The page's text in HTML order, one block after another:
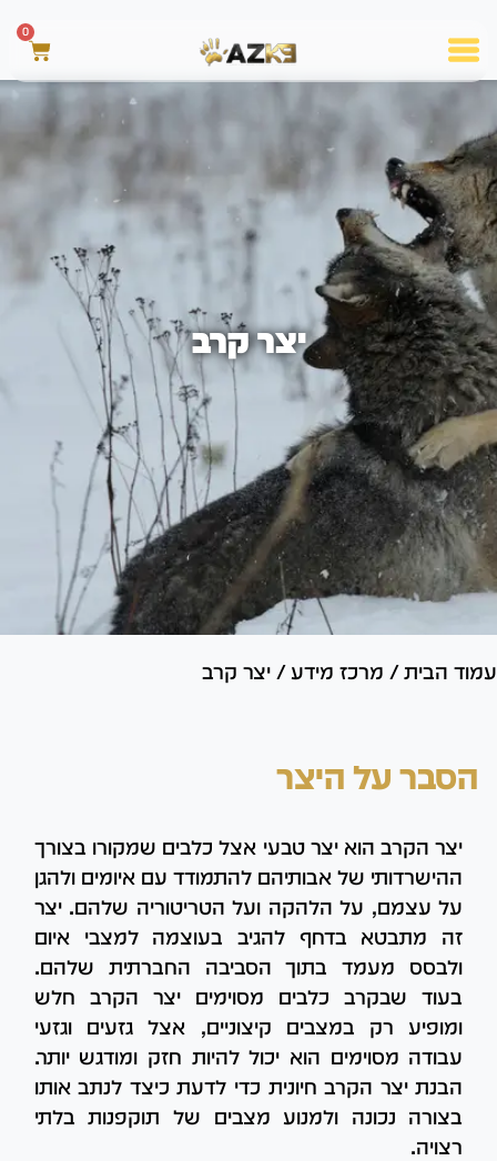
0
יצר קרב
עמוד הבית / מרכז מידע / יצר קרב
הסבר על היצר
יצר הקרב הוא יצר טבעי אצל כלבים שמקורו בצורך
ההישרדותי של אבותיהם להתמודד עם איומים ולהגן
על עצמם, על הלהקה ועל הטריטוריה שלהם. יצר
זה מתבטא בדחף להגיב בעוצמה למצבי איום
ולבסס מעמד בתוך הסביבה החברתית שלהם.
בעוד שבקרב כלבים מסוימים יצר הקרב חלש
ומופיע רק במצבים קיצוניים, אצל גזעים וגזעי
עבודה מסוימים הוא יכול להיות חזק ומודגש יותר.
הבנת יצר הקרב חיונית כדי לדעת כיצד לנתב אותו
בצורה נכונה ולמנוע מצבים של תוקפנות בלתי
רצויה.